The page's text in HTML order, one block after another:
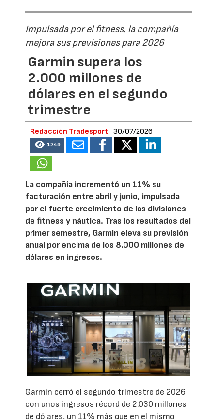
Impulsada por el fitness, la compañía
mejora sus previsiones para 2026
Garmin supera los
2.000 millones de
dólares en el segundo
trimestre
Redacción Tradesport 30/07/2026
1249
La compañía incrementó un 11% su
facturación entre abril y junio, impulsada
por el fuerte crecimiento de las divisiones
de fitness y náutica. Tras los resultados del
primer semestre, Garmin eleva su previsión
anual por encima de los 8.000 millones de
dólares en ingresos.
Garmin cerró el segundo trimestre de 2026
con unos ingresos récord de 2.030 millones
de dólares, un 11% más que en el mismo